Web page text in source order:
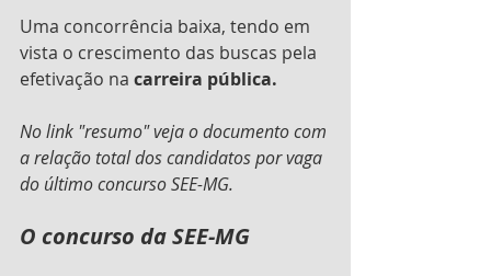
Uma concorrência baixa, tendo em
vista o crescimento das buscas pela
efetivação na carreira pública.
No link "resumo" veja o documento com
a relação total dos candidatos por vaga
do último concurso SEE-MG.
O concurso da SEE-MG